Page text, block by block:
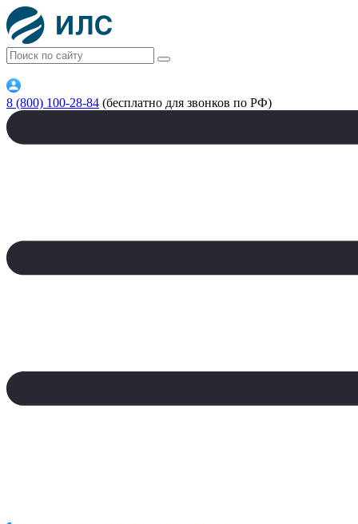
8 (800) 100-28-84 (бесплатно для звонков по РФ)